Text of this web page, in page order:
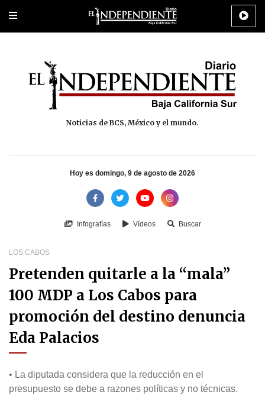
Portada Los Cabos Policiaca Deportes Cultura
Noticias de BCS, México y el mundo.
Hoy es domingo, 9 de agosto de 2026
Infografías Vídeos Buscar
LOS CABOS
Pretenden quitarle a la “mala”
100 MDP a Los Cabos para
promoción del destino denuncia
Eda Palacios
• La diputada considera que la reducción en el
presupuesto se debe a razones políticas y no técnicas.